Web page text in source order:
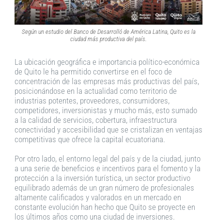
Según un estudio del Banco de Desarrolló de América Latina, Quito es la
ciudad más productiva del país.
La ubicación geográfica e importancia político-económica
de Quito le ha permitido convertirse en el foco de
concentración de las empresas más productivas del país,
posicionándose en la actualidad como territorio de
industrias potentes, proveedores, consumidores,
competidores, inversionistas y mucho más, esto sumado
a la calidad de servicios, cobertura, infraestructura
conectividad y accesibilidad que se cristalizan en ventajas
competitivas que ofrece la capital ecuatoriana.
Por otro lado, el entorno legal del país y de la ciudad, junto
a una serie de beneficios e incentivos para el fomento y la
protección a la inversión turística, un sector productivo
equilibrado además de un gran número de profesionales
altamente calificados y valorados en un mercado en
constante evolución han hecho que Quito se proyecte en
los últimos años como una ciudad de inversiones.